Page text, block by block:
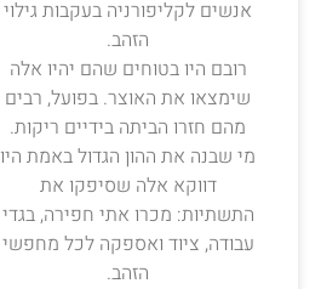
אנשים לקליפורניה בעקבות גילוי
הזהב.
רובם היו בטוחים שהם יהיו אלה
שימצאו את האוצר. בפועל, רבים
מהם חזרו הביתה בידיים ריקות.
מי שבנה את ההון הגדול באמת היו
דווקא אלה שסיפקו את
התשתיות: מכרו אתי חפירה, בגדי
עבודה, ציוד ואספקה לכל מחפשי
הזהב.